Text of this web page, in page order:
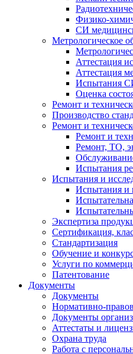
Физико-
СИ
Метрологическое
Аттестация
Аттестация
Испытания
Оценка
Ремонт и
Производство
Ремонт и
Ремонт и
Ремонт, ТО,
Испытания
Испытания и
Испытания и
Экспертиза
Сертификация,
Стандартизация
Обучение и
Услуги по
Патентование
Документы
Документы
Нормативно-
Документы
Аттестаты и
Охрана труда
Работа с